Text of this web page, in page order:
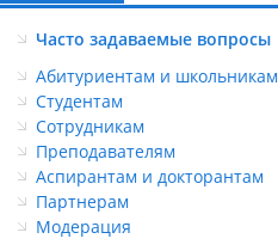
Часто задаваемые вопросы
Абитуриентам и школьникам
Студентам
Сотрудникам
Преподавателям
Аспирантам и докторантам
Партнерам
Модерация